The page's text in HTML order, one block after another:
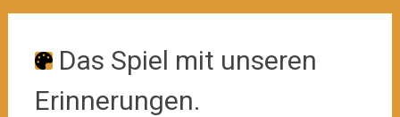
Das Spiel mit unseren
Erinnerungen.